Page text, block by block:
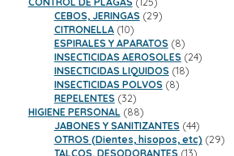
productos
CEBOS, JERINGAS 2929
CITRONELLA 1010
productos
ESPIRALES Y APARATOS 88
productos
INSECTICIDAS AEROSOLES 2424
INSECTICIDAS LIQUIDOS 1818
INSECTICIDAS POLVOS 88
REPELENTES 3232
productos
HIGIENE PERSONAL 8888
productos
JABONES Y SANITIZANTES 4444
productos
OTROS (Dientes, hisopos, etc) 2929
TALCOS, DESODORANTES 1313